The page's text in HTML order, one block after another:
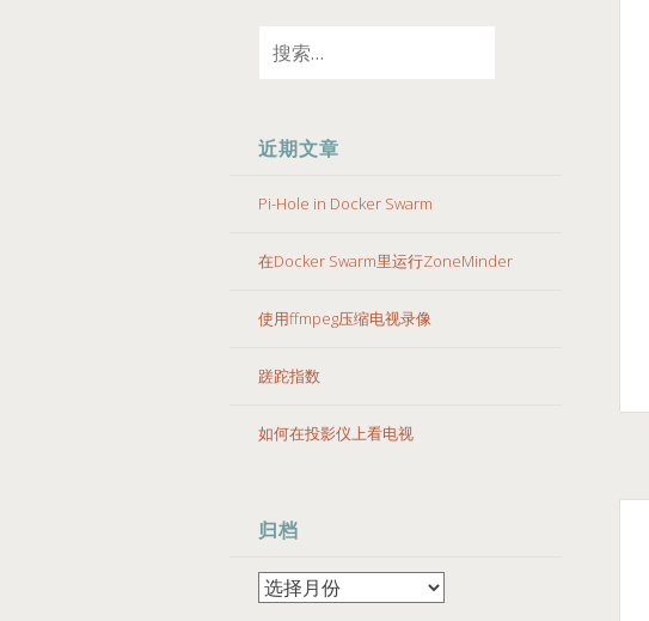
TO
近期文章
Pi-Hole in Docker Swarm
在Docker Swarm里运行ZoneMinder
使用ffmpeg压缩电视录像
蹉跎指数
如何在投影仪上看电视
归档